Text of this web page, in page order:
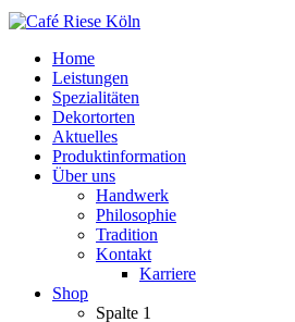
Home
Leistungen
Spezialitäten
Dekortorten
Aktuelles
Produktinformation
Über uns
Handwerk
Philosophie
Tradition
Kontakt
Karriere
Shop
Spalte 1